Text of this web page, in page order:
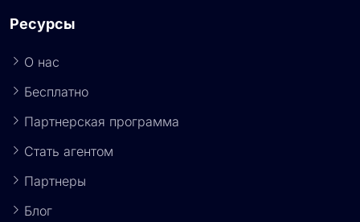
Ресурсы
О нас
Бесплатно
Партнерская программа
Стать агентом
Партнеры
Блог